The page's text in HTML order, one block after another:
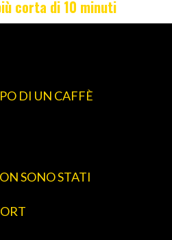
corta di 10 minuti
DI UN CAFFÈ
SONO STATI